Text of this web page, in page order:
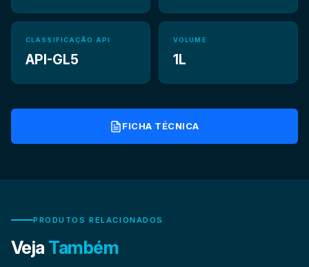
CLASSIFICAÇÃO API
API-GL5
VOLUME
1L
FICHA TÉCNICA
PRODUTOS RELACIONADOS
Veja Também